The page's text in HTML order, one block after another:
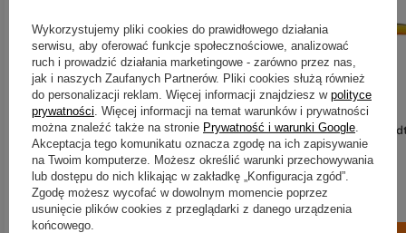
Guma Westin MegaTeez 5cm |
Blue N'yellow
7,97 zł
Kup za: 263.01pktpunktów
Guma Westin BullTeez
7,5cm | Official Roach
7,80 zł
Kup za: 257.4 pkt
Wykorzystujemy pliki cookies do prawidłowego działania
serwisu, aby oferować funkcje społecznościowe, analizować
ruch i prowadzić działania marketingowe - zarówno przez nas,
jak i naszych Zaufanych Partnerów. Pliki cookies służą również
do personalizacji reklam. Więcej informacji znajdziesz w polityce
prywatności . Więcej informacji na temat warunków i prywatności
można znaleźć także na stronie Prywatność i warunki Google
Akceptacja tego komunikatu oznacza zgodę na ich zapisywanie
na Twoim komputerze. Możesz określić warunki przechowywania
lub dostępu do nich klikając w zakładkę „Konfiguracja zgód”.
Zgodę możesz wycofać w dowolnym momencie poprzez
usunięcie plików cookies z przeglądarki z danego urządzenia
końcowego.